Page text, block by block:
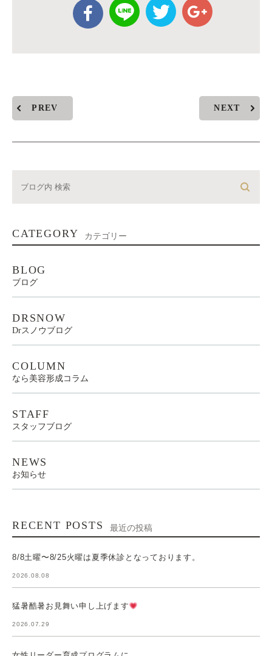
PREV NEXT
CATEGORY カテゴリー
BLOG
ブログ
DRSNOW
Drスノウブログ
COLUMN
なら美容形成コラム
STAFF
スタッフブログ
NEWS
お知らせ
RECENT POSTS 最近の投稿
8/8土曜〜8/25火曜は夏季休診となっております。
2026.08.08
猛暑酷暑お見舞い申し上げます
2026.07.29